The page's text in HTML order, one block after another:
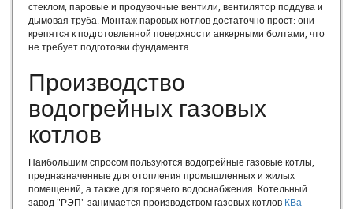
Пуско-наладка котла
Режимная наладка котла
Твердотопливные котлы промышленные
Автоматизированные блочно модульные котельные
Блок модульная котельная
Блочно-модульная водогрейная котельная
Блочно-модульная котельная цена
Блочно-модульные котельные купить
Блочно-модульные паровые котельные
Блочно-модульные котельные
стеклом, паровые и продувочные вентили, вентилятор поддува и
дымовая труба. Монтаж паровых котлов достаточно прост: они
крепятся к подготовленной поверхности анкерными болтами, что
не требует подготовки фундамента.
Производство
водогрейных газовых
котлов
Наибольшим спросом пользуются водогрейные газовые котлы,
предназначенные для отопления промышленных и жилых
помещений, а также для горячего водоснабжения. Котельный
завод "РЭП" занимается производством газовых котлов КВа